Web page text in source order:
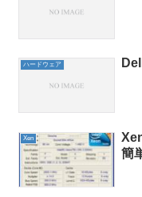
ハードウェア
Xen
簡